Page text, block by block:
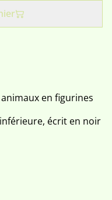
en figurines
écrit en noir